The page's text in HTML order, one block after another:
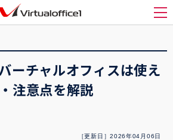
メ
ペンネームでバーチャ
・注意点を解説
ーチャルオフィスは使え
注意点を解説
［更新日］2026年04月06日